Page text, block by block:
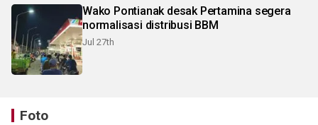
Wako Pontianak desak Pertamina segera
normalisasi distribusi BBM
Jul 27th
Foto